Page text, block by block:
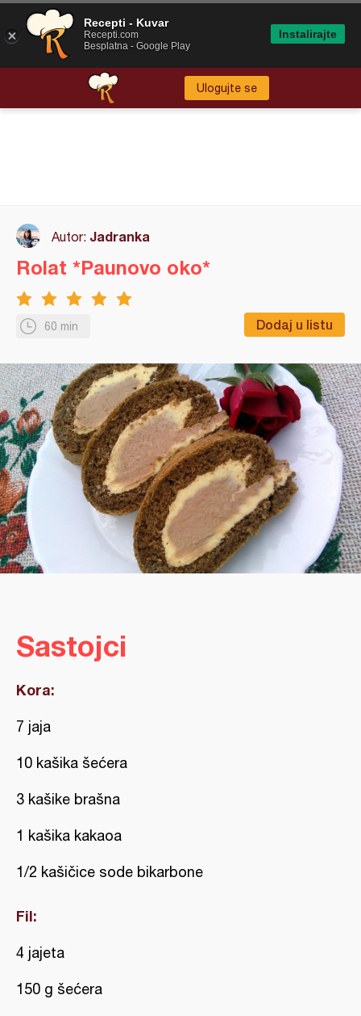
Ulogujte se
Autor: Jadranka
60 min Dodaj u listu
Rolat *Paunovo oko*
Sastojci
Kora:
7 jaja
10 kašika šećera
3 kašike brašna
1 kašika kakaoa
1/2 kašičice sode bikarbone
Fil:
4 jajeta
150 g šećera
Recepti - Kuvar
Recepti.com
Besplatna - Google Play
Instalirajte